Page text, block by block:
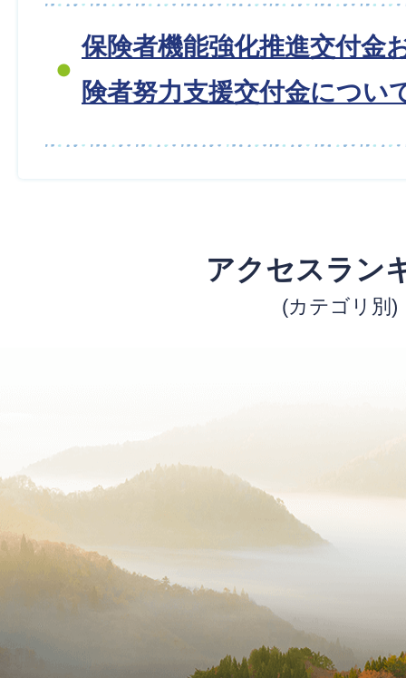
保険者機能強化推進交付金
険者努力支援交付金につい
アクセスラン
(カテゴリ別)